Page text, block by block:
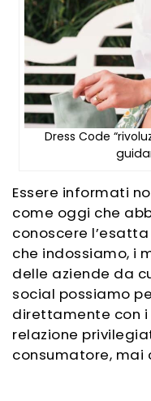
Dress Code
Essere informati
come oggi che
conoscere
che indossiamo, i
delle aziende da
social possiamo
direttamente con i
relazione
consumatore, mai